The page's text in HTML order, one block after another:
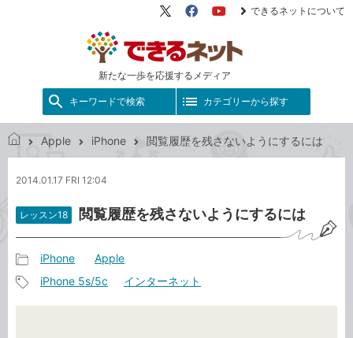
新たな一歩を応援するメディア
X（旧
FacebookYouTube
できるネットについて
キーワードで検索 カテゴリーから探す
る
ッ
ト
Apple iPhone 閲覧履歴を残さないようにするには
2014.01.17 FRI 12:04
レッスン18 閲覧履歴を残さないようにするには
事
カ
iPhone Apple
iPhone 5s/5c インターネット